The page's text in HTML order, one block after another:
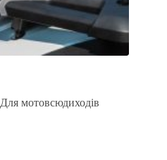
Для мотовсюдиходів